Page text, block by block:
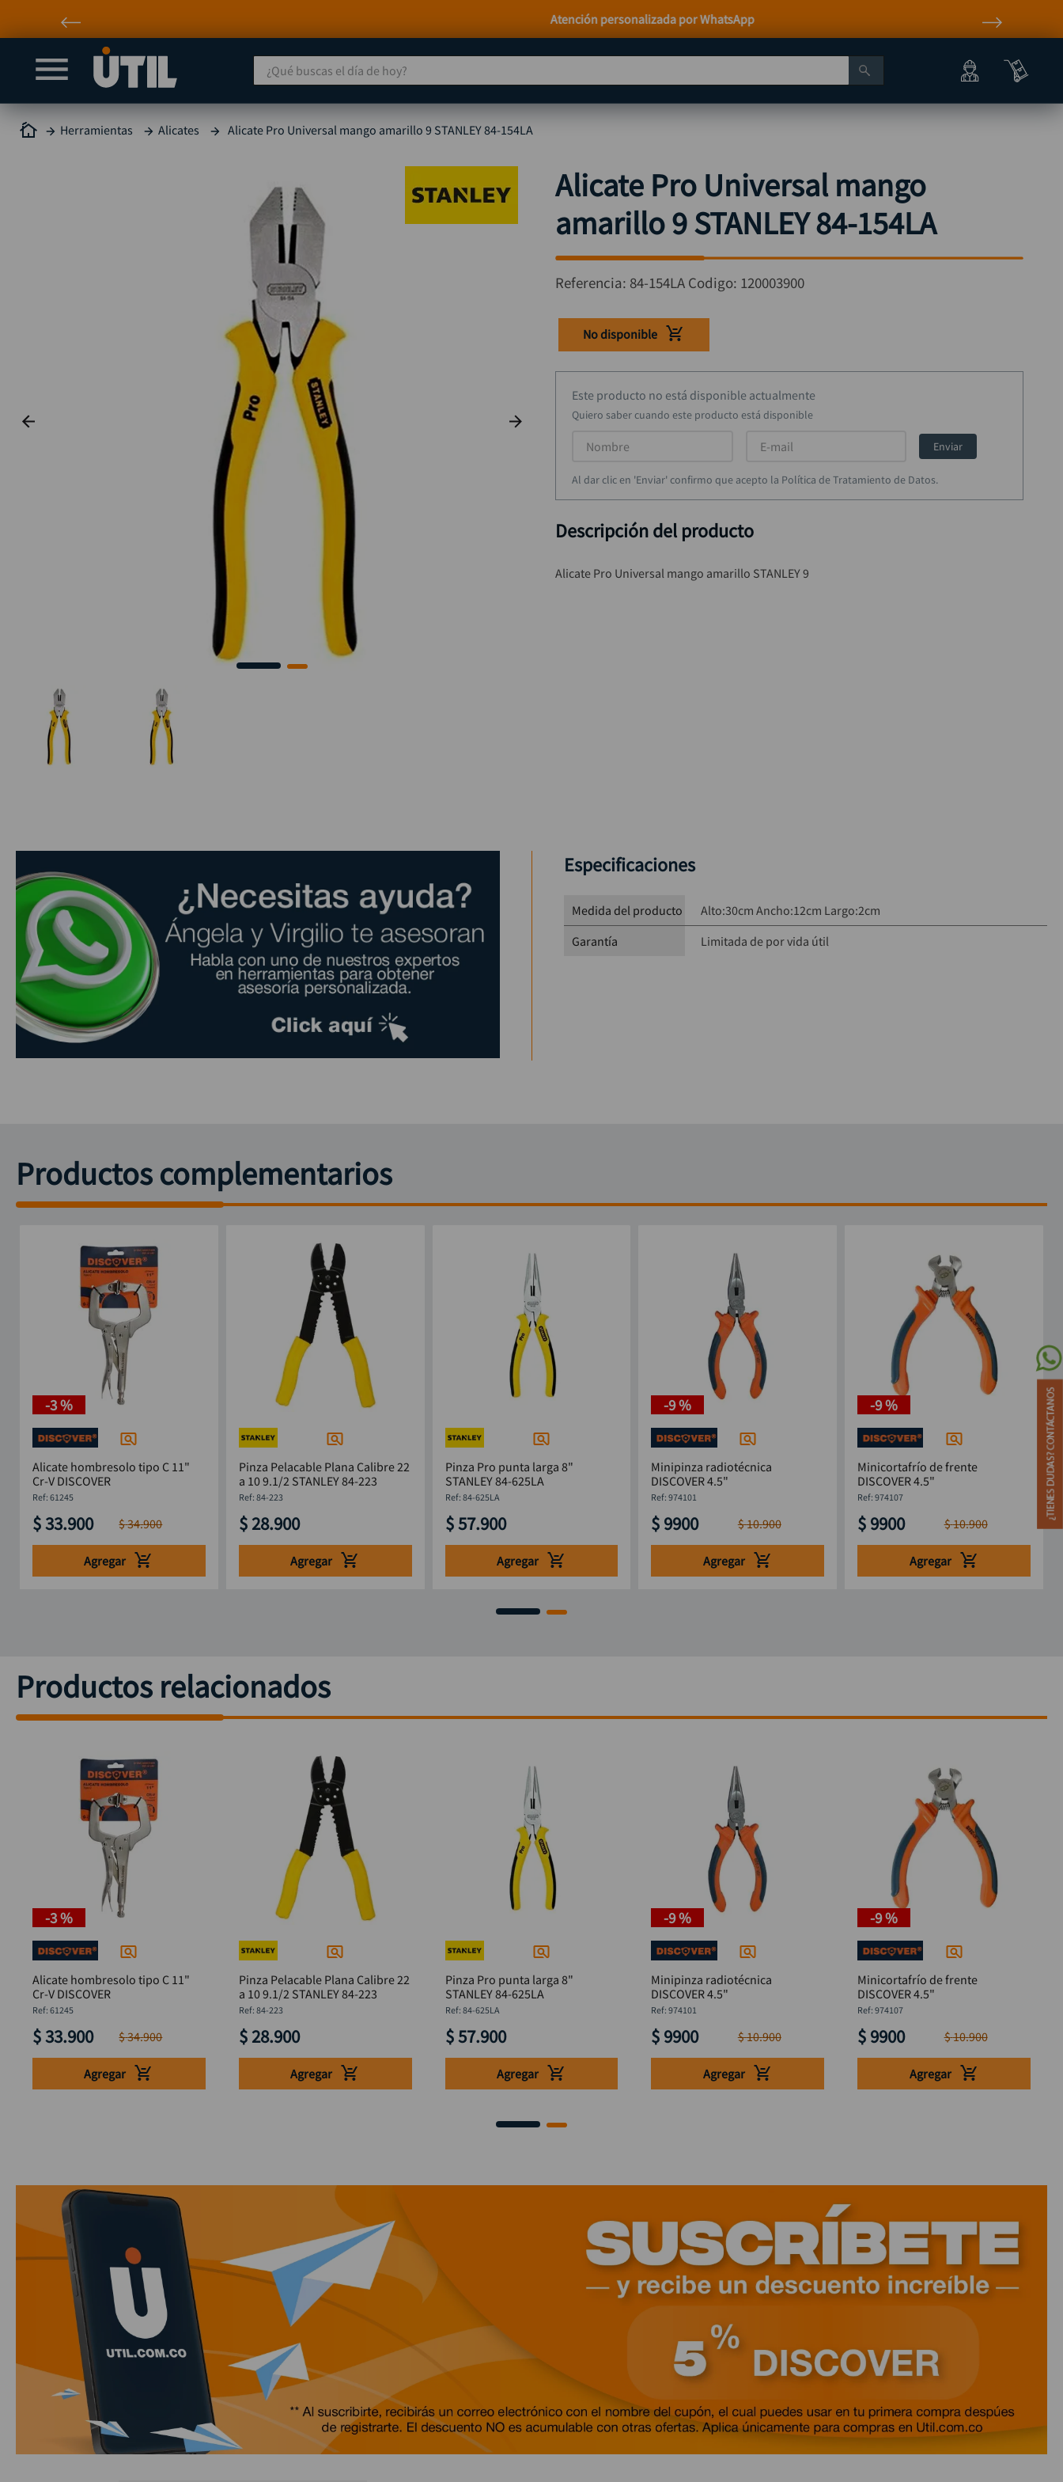
Atención personalizada por WhatsApp
¿Qué buscas el día de hoy?
Herramientas Alicates Alicate Pro Universal mango amarillo 9 STANLEY 84-154LA
Alicate Pro Universal mango
amarillo 9 STANLEY 84-154LA
Referencia: 84-154LA Codigo: 120003900
No disponible
Este producto no está disponible actualmente
Quiero saber cuando este producto está disponible
Enviar
Al dar clic en 'Enviar' confirmo que acepto la Política de Tratamiento de Datos.
Descripción del producto
Alicate Pro Universal mango amarillo STANLEY 9
Especificaciones
Medida del producto
Alto:30cm Ancho:12cm Largo:2cm
Garantía
Limitada de por vida útil
Productos complementarios
-3 %
Alicate hombresolo tipo C 11"
Cr-V DISCOVER
: 61245
$33.900 $34.900
Agregar
Pinza Pelacable Plana Calibre 22
a 10 9.1/2 STANLEY 84-223
: 84-223
$ 28.900
Agregar
Pinza Pro punta larga 8"
STANLEY 84-625LA
: 84-625LA
$57.900
Agregar
-9 %
Minipinza radiotécnica
DISCOVER 4.5"
:974101
$ 9900 $10.900
Agregar
-9 %
Minicortafrío de frente
DISCOVER 4.5"
:974107
$ 9900 $10.900
Agregar
Productos relacionados
-3 %
Alicate hombresolo tipo C 11"
Cr-V DISCOVER
: 61245
$33.900 $34.900
Agregar
Pinza Pelacable Plana Calibre 22
a 10 9.1/2 STANLEY 84-223
: 84-223
$ 28.900
Agregar
Pinza Pro punta larga 8"
STANLEY 84-625LA
: 84-625LA
$57.900
Agregar
-9 %
Minipinza radiotécnica
DISCOVER 4.5"
:974101
$ 9900 $10.900
Agregar
-9 %
Minicortafrío de frente
DISCOVER 4.5"
:974107
$ 9900 $10.900
Agregar
TÉRMINOS MÁS BUSCADOS
1. taladro
compresor